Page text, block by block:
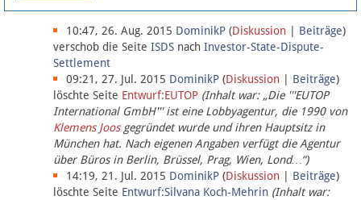
Über Lobbypedia
Impressum
10:47, 26. Aug. 2015 DominikP (Diskussion Beiträge)
verschob die Seite ISDS nach Investor-State-Dispute-
Settlement
09:21, 27. Jul. 2015 DominikP (Diskussion Beiträge)
löschte Seite Entwurf:EUTOP (Inhalt war: „Die '''EUTOP
International GmbH''' ist eine Lobbyagentur, die 1990 von
Klemens Joosgegründet wurde und ihren Hauptsitz in
München hat. Nach eigenen Angaben verfügt die Agentur
über Büros in Berlin, Brüssel, Prag, Wien, Lond…“)
14:19, 21. Jul. 2015 DominikP (Diskussion Beiträge)
löschte Seite Entwurf:Silvana Koch-Mehrin (Inhalt war: